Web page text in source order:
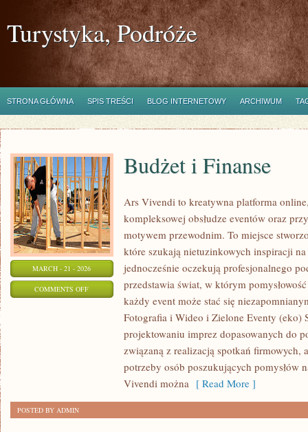
Turystyka, Podróże
STRONA GŁÓWNA SPIS TREŚCI BLOG INTERNETOWY ARCHIWUM
MARCH - 21 - 2026
COMMENTS OFFON
Budżet i Finanse
Ars Vivendi to kreatywna platforma
kompleksowej obsłudze eventów oraz
motywem przewodnim. To miejsce
które szukają nietuzinkowych inspiracji
jednocześnie oczekują profesjonalnego
przedstawia świat, w którym
każdy event może stać się
Fotografia i Wideo i Zielone Eventy (eko)
projektowaniu imprez dopasowanych do
związaną z realizacją spotkań firmowych,
potrzeby osób poszukujących pomysłów
Vivendi można [ Read More ]
POSTED BY ADMIN